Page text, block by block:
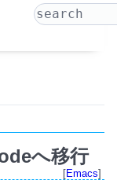
へ移行
[Emacs]